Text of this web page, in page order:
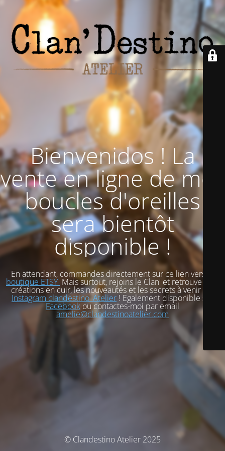
Bienvenidos ! La
vente en ligne de mes
boucles d'oreilles
sera bientôt
disponible !
En attendant, commandes directement sur ce lien vers
boutique ETSY Mais surtout, rejoins le Clan' et retrouve mes
créations en cuir, les nouveautés et les secrets à venir sur
Instagram clandestino_Atelier ! Egalement disponible sur
Facebook ou contactes-moi par email
amelie@clandestinoatelier.com
© Clandestino Atelier 2025